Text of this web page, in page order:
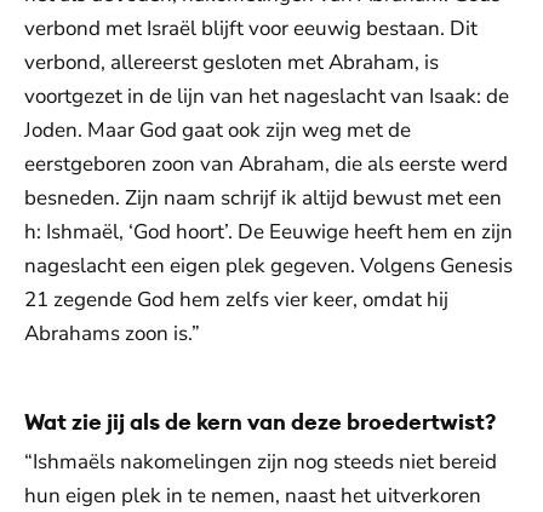
verbond met Israël blijft voor eeuwig bestaan. Dit
verbond, allereerst gesloten met Abraham, is
voortgezet in de lijn van het nageslacht van Isaak: de
Joden. Maar God gaat ook zijn weg met de
eerstgeboren zoon van Abraham, die als eerste werd
besneden. Zijn naam schrijf ik altijd bewust met een
h: Ishmaël, ‘God hoort’. De Eeuwige heeft hem en zijn
nageslacht een eigen plek gegeven. Volgens Genesis
21 zegende God hem zelfs vier keer, omdat hij
Abrahams zoon is.”
Wat zie jij als de kern van deze broedertwist?
“Ishmaëls nakomelingen zijn nog steeds niet bereid
hun eigen plek in te nemen, naast het uitverkoren